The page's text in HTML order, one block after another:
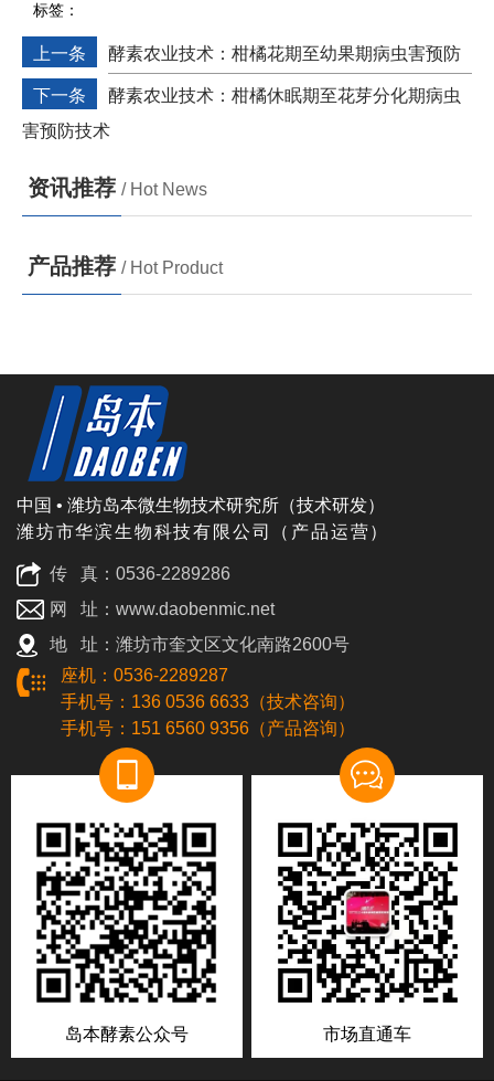
标签：
上一条
酵素农业技术：柑橘花期至幼果期病虫害预防
技术
下一条
酵素农业技术：柑橘休眠期至花芽分化期病虫
害预防技术
资讯推荐 / Hot News
产品推荐 / Hot Product
中国 • 潍坊岛本微生物技术研究所（技术研发）
潍坊市华滨生物科技有限公司（产品运营）
传 真：0536-2289286
网 址：www.daobenmic.net
地 址：潍坊市奎文区文化南路2600号
座机：0536-2289287
手机号：136 0536 6633（技术咨询）
手机号：151 6560 9356（产品咨询）
岛本酵素公众号 市场直通车